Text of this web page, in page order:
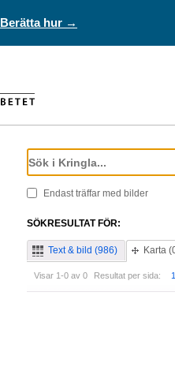
Berätta hur →
Endast träffar med bilder
SÖKRESULTAT FÖR:
Text & bild (986) Karta
Visar 1-0 av 0 Resultat per sida: